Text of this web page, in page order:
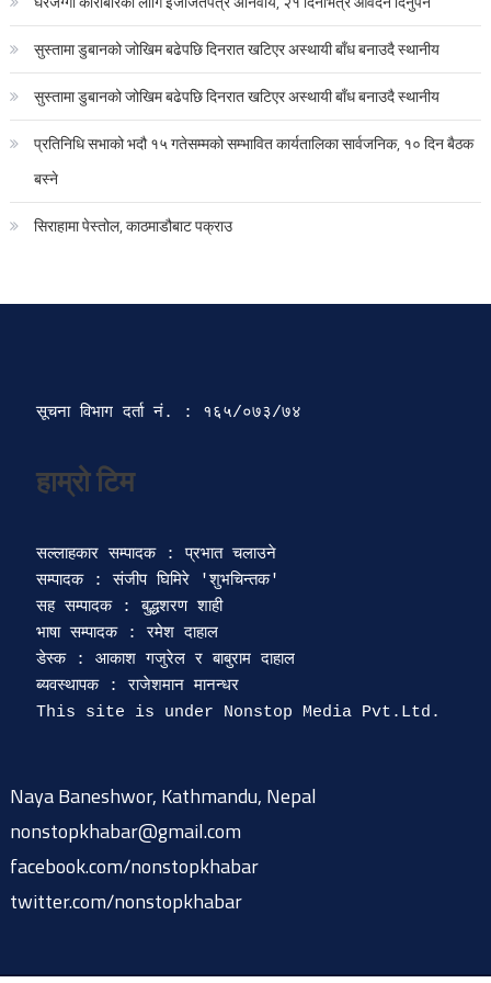
सुस्तामा डुबानको जोखिम बढेपछि दिनरात खटिएर अस्थायी बाँध बनाउदै स्थानीय
सुस्तामा डुबानको जोखिम बढेपछि दिनरात खटिएर अस्थायी बाँध बनाउदै स्थानीय
प्रतिनिधि सभाको भदौ १५ गतेसम्मको सम्भावित कार्यतालिका सार्वजनिक, १० दिन बैठक
बस्ने
सिराहामा पेस्तोल, काठमाडौबाट पक्राउ
सूचना विभाग दर्ता‍ नं. : १६५/०७३/७४
हाम्रो टिम
सल्लाहकार सम्पादक : प्रभात चलाउने
सम्पादक : संजीप घिमिरे 'शुभचिन्तक'
सह सम्पादक : बुद्धशरण शाही
भाषा सम्पादक : रमेश दाहाल
डेस्क : आकाश गजुरेल र बाबुराम दाहाल
ब्यवस्थापक : राजेशमान मानन्धर
Naya Baneshwor, Kathmandu, Nepal
nonstopkhabar@gmail.com
facebook.com/nonstopkhabar
twitter.com/nonstopkhabar